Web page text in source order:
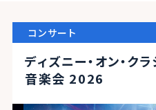
コンサート
ディズニー・オン・ク
音楽会 2026